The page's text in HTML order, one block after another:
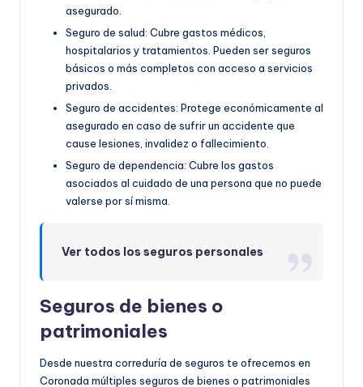
asegurado.
Seguro de salud: Cubre gastos médicos,
hospitalarios y tratamientos. Pueden ser seguros
básicos o más completos con acceso a servicios
privados.
Seguro de accidentes: Protege económicamente al
asegurado en caso de sufrir un accidente que
cause lesiones, invalidez o fallecimiento.
Seguro de dependencia: Cubre los gastos
asociados al cuidado de una persona que no puede
valerse por sí misma.
Ver todos los seguros personales
Seguros de bienes o
patrimoniales
Desde nuestra correduría de seguros te ofrecemos en
Coronada múltiples seguros de bienes o patrimoniales